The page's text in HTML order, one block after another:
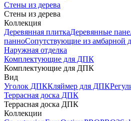
Стены из дерева
Стены из дерева
Коллекция
Деревянная плиткаДеревянные
панноСопутствующие из амбарной
Наружная отделка
Комплектующие для ДПК
Комплектующие для ДПК
Вид
Уголок ДПККляймер для ДПК
Террасная доска ДПК
Террасная доска ДПК
Коллекции